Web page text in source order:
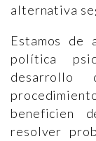
alternativa
Estamos de
política
beneficien
resolver